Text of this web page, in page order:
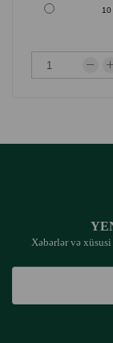
10
Xəbərlər və